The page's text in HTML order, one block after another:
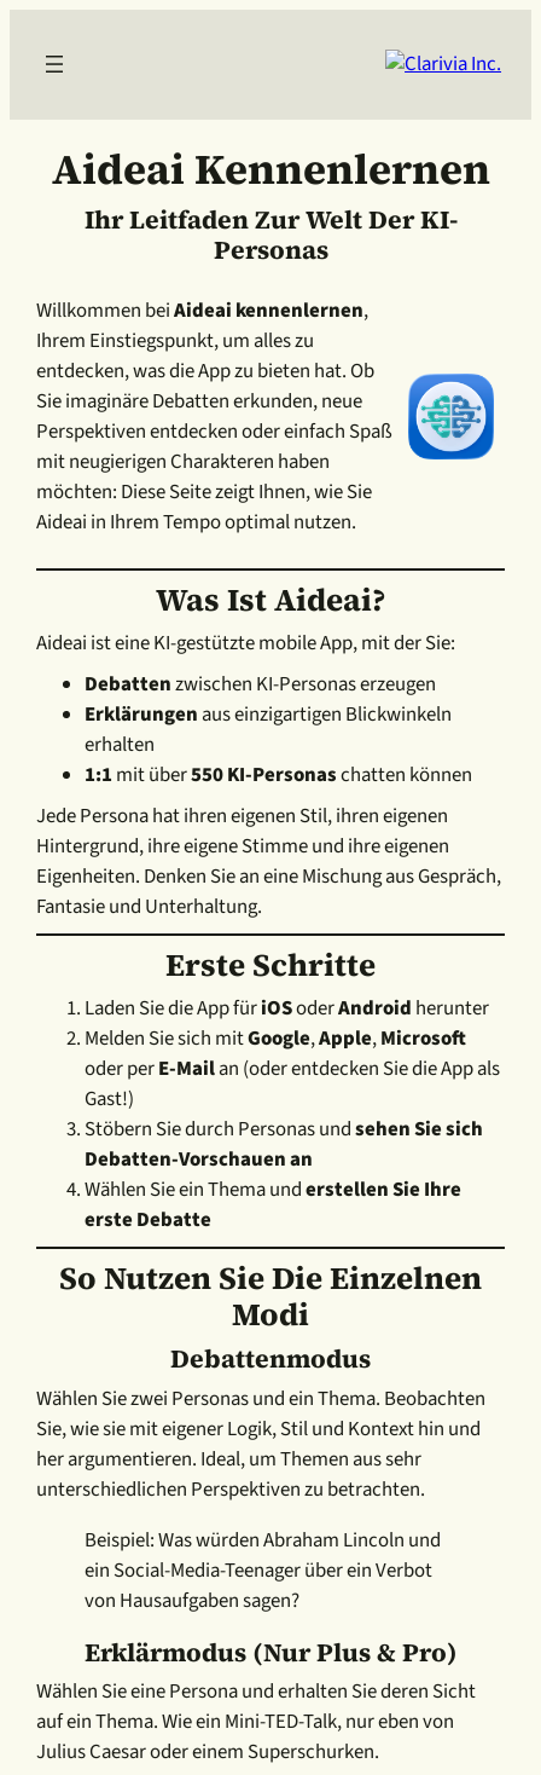
Aideai Kennenlernen
Ihr Leitfaden Zur Welt Der KI-
Personas
Willkommen beiAideai kennenlernen,
Ihrem Einstiegspunkt, um alles zu
entdecken, was die App zu bieten hat. Ob
Sie imaginäre Debatten erkunden, neue
Perspektiven entdecken oder einfach Spaß
mit neugierigen Charakteren haben
möchten: Diese Seite zeigt Ihnen, wie Sie
Aideai in Ihrem Tempo optimal nutzen.
Was Ist Aideai?
Aideai ist eine KI-gestützte mobile App, mit der Sie:
Debattenzwischen KI-Personas erzeugen
Erklärungen aus einzigartigen Blickwinkeln
erhalten
1:1 mit über550 KI-Personaschatten können
Jede Persona hat ihren eigenen Stil, ihren eigenen
Hintergrund, ihre eigene Stimme und ihre eigenen
Eigenheiten. Denken Sie an eine Mischung aus Gespräch,
Fantasie und Unterhaltung.
Erste Schritte
Laden Sie die App füriOSoderAndroid herunter
Melden Sie sich mitGoogle,Apple,Microsoft
oder perE-Mailan (oder entdecken Sie die App als
Gast!)
Stöbern Sie durch Personas undsehen Sie sich
Debatten-Vorschauen an
Wählen Sie ein Thema understellen Sie Ihre
erste Debatte
So Nutzen Sie Die Einzelnen
Modi
Debattenmodus
Wählen Sie zwei Personas und ein Thema. Beobachten
Sie, wie sie mit eigener Logik, Stil und Kontext hin und
her argumentieren. Ideal, um Themen aus sehr
unterschiedlichen Perspektiven zu betrachten.
Beispiel: Was würden Abraham Lincoln und
ein Social-Media-Teenager über ein Verbot
von Hausaufgaben sagen?
Erklärmodus(nur Plus & Pro)
Wählen Sie eine Persona und erhalten Sie deren Sicht
auf ein Thema. Wie ein Mini-TED-Talk, nur eben von
Julius Caesar oder einem Superschurken.